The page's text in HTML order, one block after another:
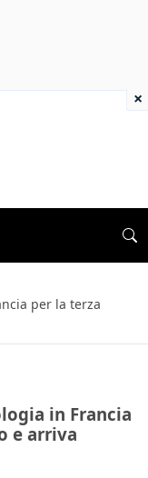
per la terza
in Francia
e arriva
×